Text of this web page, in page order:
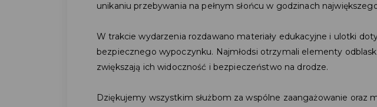
unikaniu przebywania na pełnym słońcu w godzinach
W trakcie wydarzenia rozdawano materiały edukacyjne i ulotki
bezpiecznego wypoczynku. Najmłodsi otrzymali elementy
zwiększają ich widoczność i bezpieczeństwo na drodze.
Dziękujemy wszystkim służbom za wspólne zaangażowanie oraz